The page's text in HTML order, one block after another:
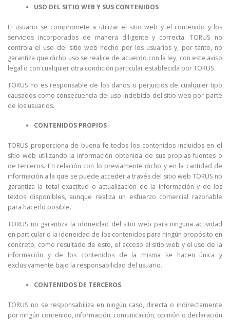
USO DEL SITIO WEB Y SUS CONTENIDOS
El usuario se compromete a utilizar el sitio web y el contenido y los
servicios incorporados de manera diligente y correcta. TORUS no
controla el uso del sitio web hecho por los usuarios y, por tanto, no
garantiza que dicho uso se realice de acuerdo con la ley, con este aviso
legal o con cualquier otra condición particular establecida por TORUS.
TORUS no es responsable de los daños o perjuicios de cualquier tipo
causados como consecuencia del uso indebido del sitio web por parte
de los usuarios.
CONTENIDOS PROPIOS
TORUS proporciona de buena fe todos los contenidos incluidos en el
sitio web utilizando la información obtenida de sus propias fuentes o
de terceros. En relación con lo previamente dicho y en la cantidad de
información a la que se puede acceder a través del sitio web TORUS no
garantiza la total exactitud o actualización de la información y de los
textos disponibles, aunque realiza un esfuerzo comercial razonable
para hacerlo posible.
TORUS no garantiza la idoneidad del sitio web para ninguna actividad
en particular o la idoneidad de los contenidos para ningún propósito en
concreto; como resultado de esto, el acceso al sitio web y el uso de la
información y de los contenidos de la misma se hacen única y
exclusivamente bajo la responsabilidad del usuario.
CONTENIDOS DE TERCEROS
TORUS no se responsabiliza en ningún caso, directa o indirectamente
por ningún contenido, información, comunicación, opinión o declaración